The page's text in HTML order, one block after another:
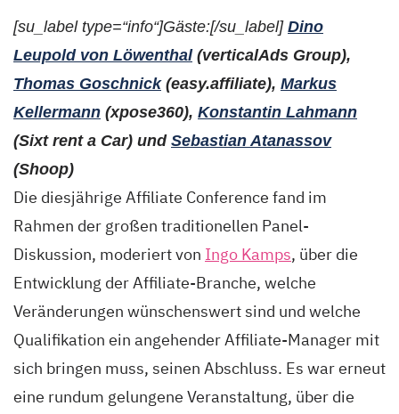
[su_label type=“info“]Gäste:[/su_label] Dino
Leupold von Löwenthal(verticalAds Group),
Thomas Goschnick(easy.affiliate), Markus
Kellermann (xpose360), Konstantin Lahmann
(Sixt rent a Car) und Sebastian Atanassov
(Shoop)
Die diesjährige Affiliate Conference fand im
Rahmen der großen traditionellen Panel-
Diskussion, moderiert von Ingo Kamps, über die
Entwicklung der Affiliate-Branche, welche
Veränderungen wünschenswert sind und welche
Qualifikation ein angehender Affiliate-Manager mit
sich bringen muss, seinen Abschluss. Es war erneut
eine rundum gelungene Veranstaltung, über die